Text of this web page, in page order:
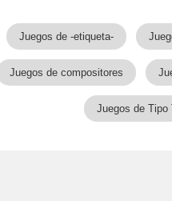
Juegos de -etiqueta-
Juegos de compositores
Juegos de Tipo